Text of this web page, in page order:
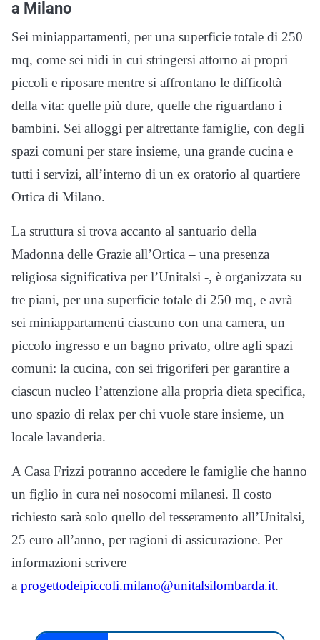
a Milano
Sei miniappartamenti, per una superficie totale di 250
mq, come sei nidi in cui stringersi attorno ai propri
piccoli e riposare mentre si affrontano le difficoltà
della vita: quelle più dure, quelle che riguardano i
bambini. Sei alloggi per altrettante famiglie, con degli
spazi comuni per stare insieme, una grande cucina e
tutti i servizi, all’interno di un ex oratorio al quartiere
Ortica di Milano.
La struttura si trova accanto al santuario della
Madonna delle Grazie all’Ortica – una presenza
religiosa significativa per l’Unitalsi -, è organizzata su
tre piani, per una superficie totale di 250 mq, e avrà
sei miniappartamenti ciascuno con una camera, un
piccolo ingresso e un bagno privato, oltre agli spazi
comuni: la cucina, con sei frigoriferi per garantire a
ciascun nucleo l’attenzione alla propria dieta specifica,
uno spazio di relax per chi vuole stare insieme, un
locale lavanderia.
A Casa Frizzi potranno accedere le famiglie che hanno
un figlio in cura nei nosocomi milanesi. Il costo
richiesto sarà solo quello del tesseramento all’Unitalsi,
25 euro all’anno, per ragioni di assicurazione. Per
informazioni scrivere
a progettodeipiccoli.milano@unitalsilombarda.it.